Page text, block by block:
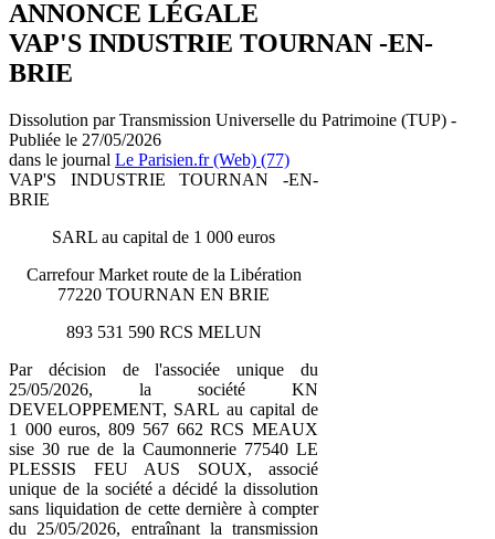
ANNONCE LÉGALE
VAP'S INDUSTRIE TOURNAN -EN-
BRIE
Dissolution par Transmission Universelle du Patrimoine (TUP) -
Publiée le 27/05/2026
dans le journal Le Parisien.fr (Web) (77)
VAP'S INDUSTRIE TOURNAN -EN-
BRIE
SARL au capital de 1 000 euros
Carrefour Market route de la Libération
77220 TOURNAN EN BRIE
893 531 590 RCS MELUN
Par décision de l'associée unique du
25/05/2026, la société KN
DEVELOPPEMENT, SARL au capital de
1 000 euros, 809 567 662 RCS MEAUX
sise 30 rue de la Caumonnerie 77540 LE
PLESSIS FEU AUS SOUX, associé
unique de la société a décidé la dissolution
sans liquidation de cette dernière à compter
du 25/05/2026, entraînant la transmission